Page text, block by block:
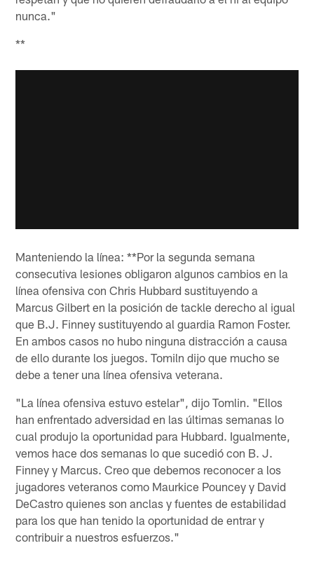
nunca."
**
Manteniendo la línea: **Por la segunda semana
consecutiva lesiones obligaron algunos cambios en la
línea ofensiva con Chris Hubbard sustituyendo a
Marcus Gilbert en la posición de tackle derecho al igual
que B.J. Finney sustituyendo al guardia Ramon Foster.
En ambos casos no hubo ninguna distracción a causa
de ello durante los juegos. Tomiln dijo que mucho se
debe a tener una línea ofensiva veterana.
"La línea ofensiva estuvo estelar", dijo Tomlin. "Ellos
han enfrentado adversidad en las últimas semanas lo
cual produjo la oportunidad para Hubbard. Igualmente,
vemos hace dos semanas lo que sucedió con B. J.
Finney y Marcus. Creo que debemos reconocer a los
jugadores veteranos como Maurkice Pouncey y David
DeCastro quienes son anclas y fuentes de estabilidad
para los que han tenido la oportunidad de entrar y
contribuir a nuestros esfuerzos."